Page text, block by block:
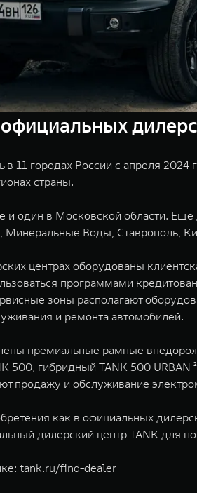
11 городах России с апреля
страны.
и один в Московской области.
Воды, Ставрополь,
центрах оборудованы
программами
зоны располагают
и ремонта автомобилей.
премиальные рамные
500, гибридный TANK 500
продажу и обслуживание
как в официальных
дилерский центр TANK для
tank.ru/find-dealer